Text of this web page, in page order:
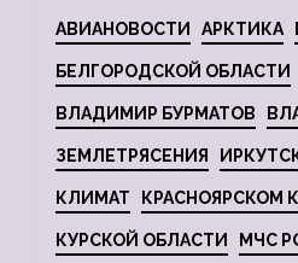
АВИАНОВОСТИ АРКТИКА
БЕЛГОРОДСКОЙ ОБЛАСТИ
ВЛАДИМИР БУРМАТОВ
ЗЕМЛЕТРЯСЕНИЯ
КЛИМАТ КРАСНОЯРСКОМ
КУРСКОЙ ОБЛАСТИ МЧС